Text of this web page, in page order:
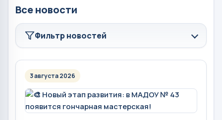
Все новости
Фильтр новостей
3 августа 2026